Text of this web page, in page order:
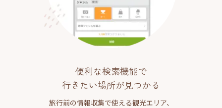
便利な検索機能で
行きたい場所が見つかる
旅行前の情報収集で使える観光エリア、